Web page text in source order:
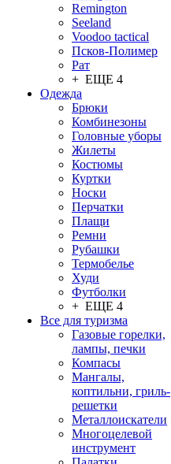
Remington
Seeland
Voodoo tactical
Псков-Полимер
Рат
+ ЕЩЕ 4
Одежда
Брюки
Комбинезоны
Головные уборы
Жилеты
Костюмы
Куртки
Носки
Перчатки
Плащи
Ремни
Рубашки
Термобелье
Худи
Футболки
+ ЕЩЕ 4
Все для туризма
Газовые горелки,
лампы, печки
Компасы
Мангалы,
коптильни, гриль-
решетки
Металлоискатели
Многоцелевой
инструмент